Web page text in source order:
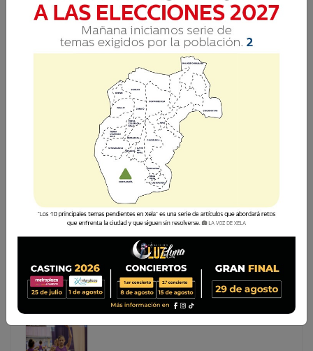
Resultados para: Retalhuleu
ESTE VIERNES SE REGISTRAN AL MENOS SIETE
BLOQUEOS LUEGO DEL PARO NACIONAL
Este viernes y por segundo día consecutivo se presentan
manifestaciones y bloqueos en al menos siete puntos de
diferentes lugares de Guatemala. Se trata de expresiones
en contra de la corrupción e impunidad en Guatemala, así
como ocurrió ayer 29
Este viernes y por segundo día consecutivo se
presentan manifestaciones y bloqueos en al menos
siete puntos de diferentes lugares de Guatemala. Se
trata de expresiones en contra de la corrupción e
impunidad en Guatemala, así como ocurrió ayer 29...